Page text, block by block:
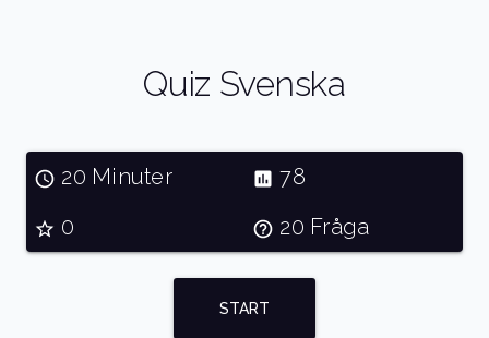
Quiz Svenska
20 Minuter
78
0
20 Fråga
START